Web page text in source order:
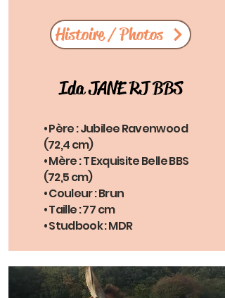
Histoire / Photos
Ida JANE RJ BBS
• Père : Jubilee Ravenwood
(72,4 cm)
• Mère : T Exquisite Belle BBS
(72,5 cm)
• Couleur : Brun
• Taille : 77 cm
• Studbook : MDR